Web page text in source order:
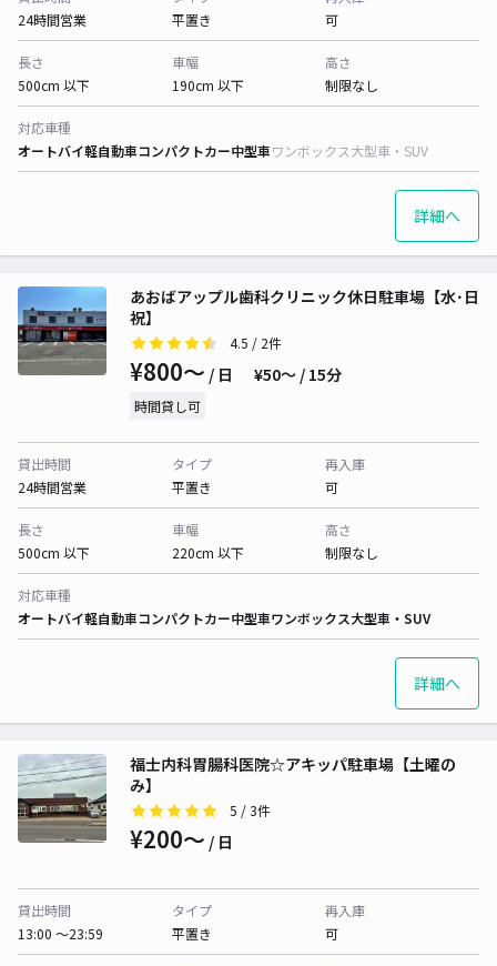
24時間営業
平置き
可
長さ
500cm 以下
車幅
190cm 以下
高さ
制限なし
対応車種
オートバイ軽自動車コンパクトカー中型車ワンボックス大型車・SUV
詳細へ
あおばアップル歯科クリニック休日駐車場【水･日
祝】
4.5 / 2件
¥800〜 / 日 ¥50〜 / 15分
時間貸し可
貸出時間
24時間営業
タイプ
平置き
再入庫
可
長さ
500cm 以下
車幅
220cm 以下
高さ
制限なし
対応車種
オートバイ軽自動車コンパクトカー中型車ワンボックス大型車・SUV
詳細へ
福士内科胃腸科医院☆アキッパ駐車場【土曜の
み】
5 / 3件
¥200〜 / 日
貸出時間
13:00 〜23:59
タイプ
平置き
再入庫
可